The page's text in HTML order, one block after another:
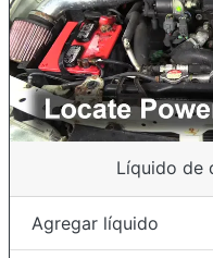
Líquido de
Agregar líquido